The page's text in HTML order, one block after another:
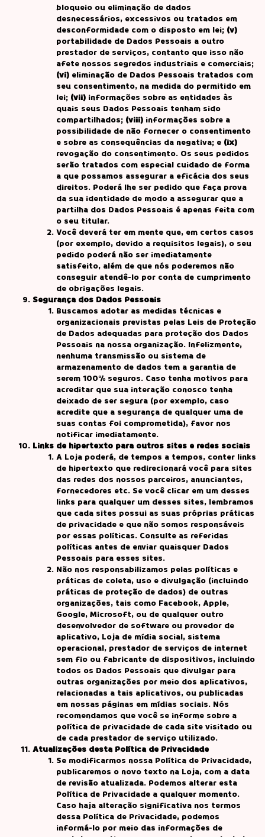
bloqueio ou eliminação de dados
desnecessários, excessivos ou tratados em
desconformidade com o disposto em lei; (v)
portabilidade de Dados Pessoais a outro
prestador de serviços, contanto que isso não
afete nossos segredos industriais e comerciais;
(vi) eliminação de Dados Pessoais tratados com
seu consentimento, na medida do permitido em
lei; (vii) informações sobre as entidades às
quais seus Dados Pessoais tenham sido
compartilhados; (viii) informações sobre a
possibilidade de não fornecer o consentimento
e sobre as consequências da negativa; e (ix)
revogação do consentimento. Os seus pedidos
serão tratados com especial cuidado de forma
a que possamos assegurar a eficácia dos seus
direitos. Poderá lhe ser pedido que faça prova
da sua identidade de modo a assegurar que a
partilha dos Dados Pessoais é apenas feita com
o seu titular.
Você deverá ter em mente que, em certos casos
(por exemplo, devido a requisitos legais), o seu
pedido poderá não ser imediatamente
satisfeito, além de que nós poderemos não
conseguir atendê-lo por conta de cumprimento
de obrigações legais.
Segurança dos Dados Pessoais
Buscamos adotar as medidas técnicas e
organizacionais previstas pelas Leis de Proteção
de Dados adequadas para proteção dos Dados
Pessoais na nossa organização. Infelizmente,
nenhuma transmissão ou sistema de
armazenamento de dados tem a garantia de
serem 100% seguros. Caso tenha motivos para
acreditar que sua interação conosco tenha
deixado de ser segura (por exemplo, caso
acredite que a segurança de qualquer uma de
suas contas foi comprometida), favor nos
notificar imediatamente.
Links de hipertexto para outros sites e redes sociais
A Loja poderá, de tempos a tempos, conter links
de hipertexto que redirecionará você para sites
das redes dos nossos parceiros, anunciantes,
fornecedores etc. Se você clicar em um desses
links para qualquer um desses sites, lembramos
que cada sites possui as suas próprias práticas
de privacidade e que não somos responsáveis
por essas políticas. Consulte as referidas
políticas antes de enviar quaisquer Dados
Pessoais para esses sites.
Não nos responsabilizamos pelas políticas e
práticas de coleta, uso e divulgação (incluindo
práticas de proteção de dados) de outras
organizações, tais como Facebook, Apple,
Google, Microsoft, ou de qualquer outro
desenvolvedor de software ou provedor de
aplicativo, Loja de mídia social, sistema
operacional, prestador de serviços de internet
sem fio ou fabricante de dispositivos, incluindo
todos os Dados Pessoais que divulgar para
outras organizações por meio dos aplicativos,
relacionadas a tais aplicativos, ou publicadas
em nossas páginas em mídias sociais. Nós
recomendamos que você se informe sobre a
política de privacidade de cada site visitado ou
de cada prestador de serviço utilizado.
Atualizações desta Política de Privacidade
Se modificarmos nossa Política de Privacidade,
publicaremos o novo texto na Loja, com a data
de revisão atualizada. Podemos alterar esta
Política de Privacidade a qualquer momento.
Caso haja alteração significativa nos termos
dessa Política de Privacidade, podemos
informá-lo por meio das informações de